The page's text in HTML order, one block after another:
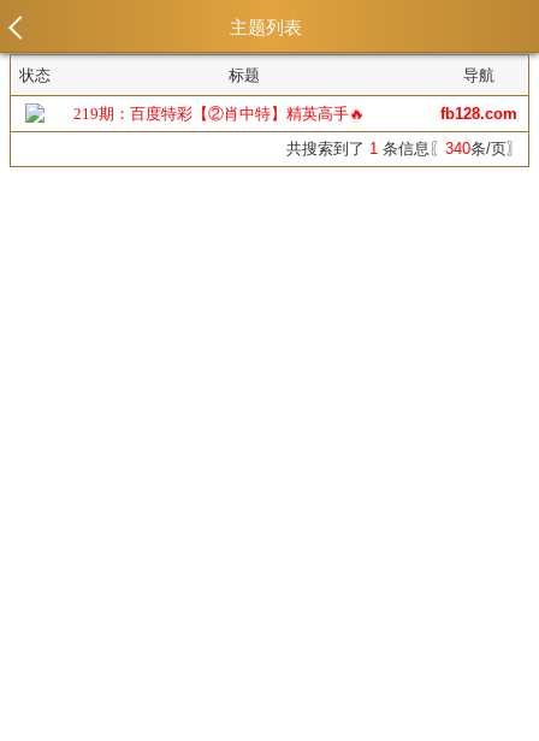
主题列表
状态 标题 导航
219期：百度特彩【②肖中特】精英高手🔥
fb128.com
共搜索到了 1 条信息〖340条/页〗